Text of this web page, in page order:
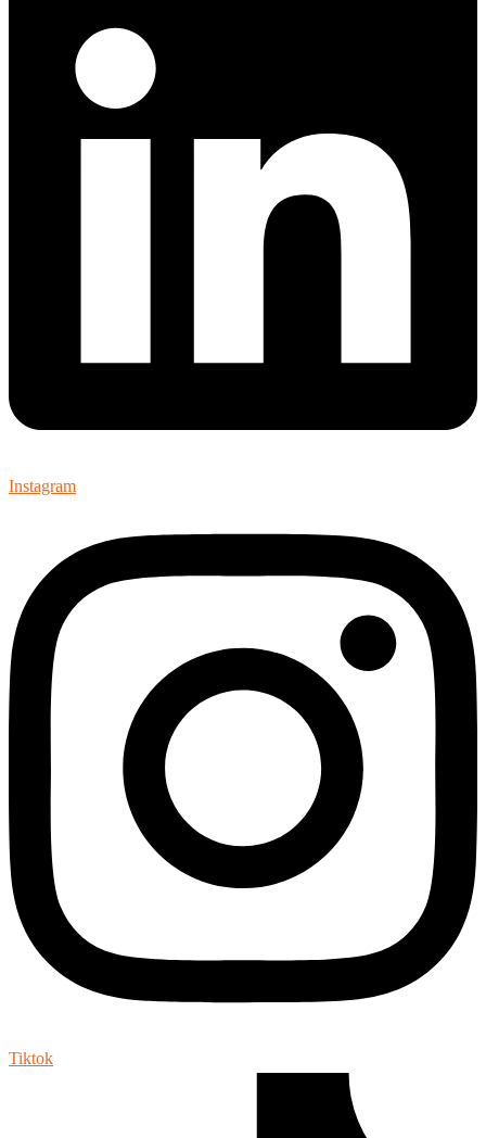
Instagram
Tiktok